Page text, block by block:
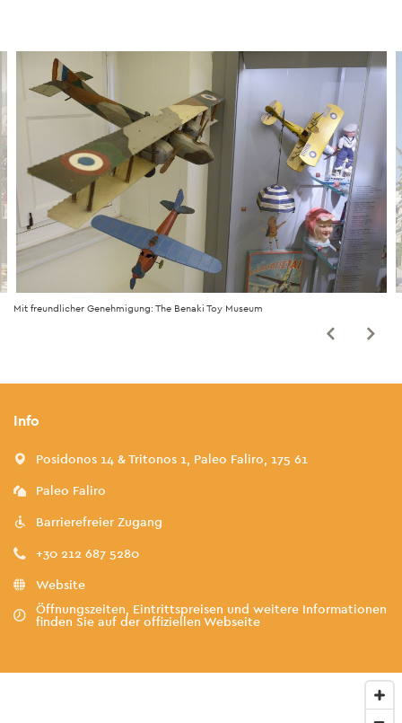
Mit freundlicher Genehmigung: The Benaki Toy Museum
Info
Posidonos 14 & Tritonos 1, Paleo Faliro, 175 61
Paleo Faliro
Barrierefreier Zugang
+30 212 687 5280
Website
Öffnungszeiten, Eintrittspreisen und weitere Informationen
finden Sie auf der offiziellen Webseite